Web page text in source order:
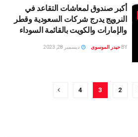
أكبر صندوق لمعاشات التقاعد في
النرويج يدرج شركات السعودية وقطر
والإمارات والكويت بالقائمة السوداء
BY حيدر الموسوى ديسمبر 28, 2023
2
3
4